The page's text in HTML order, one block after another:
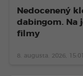
Nedocenený
dabingom. Na
filmy
8. augusta. 2026, 15:01